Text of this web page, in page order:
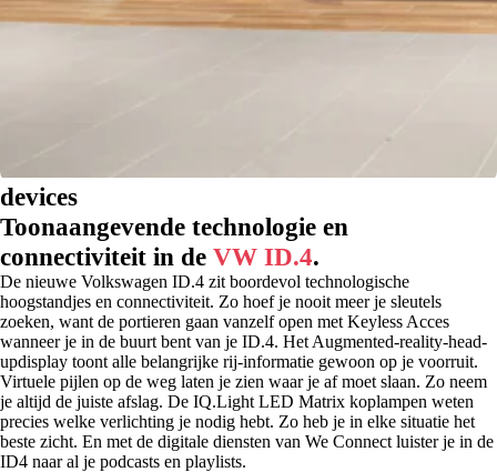
devices
Toonaangevende technologie en
connectiviteit in de VW ID.4.
De nieuwe Volkswagen ID.4 zit boordevol technologische
hoogstandjes en connectiviteit. Zo hoef je nooit meer je sleutels
zoeken, want de portieren gaan vanzelf open met Keyless Acces
wanneer je in de buurt bent van je ID.4. Het Augmented-reality-head-
updisplay toont alle belangrijke rij-informatie gewoon op je voorruit.
Virtuele pijlen op de weg laten je zien waar je af moet slaan. Zo neem
je altijd de juiste afslag. De IQ.Light LED Matrix koplampen weten
precies welke verlichting je nodig hebt. Zo heb je in elke situatie het
beste zicht. En met de digitale diensten van We Connect luister je in de
ID4 naar al je podcasts en playlists.